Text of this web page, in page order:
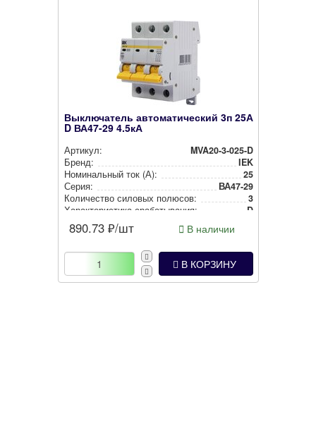
Выключатель автоматический 3п 25А
D ВА47-29 4.5кА
Артикул:
MVA20-3-025-D
Бренд:
IEK
Номи­наль­ный ток (А):
25
Серия:
ВА47-29
Количество силовых полюсов:
3
Харак­те­рис­ти­ка сра­ба­ты­ва­ния:
D
890.73 ₽/шт В наличии
В КОРЗИНУ